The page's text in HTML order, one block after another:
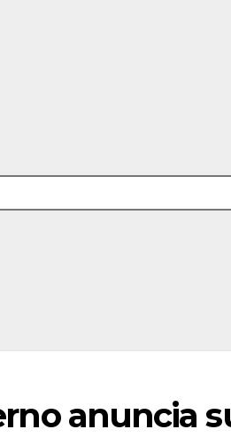
anuncia